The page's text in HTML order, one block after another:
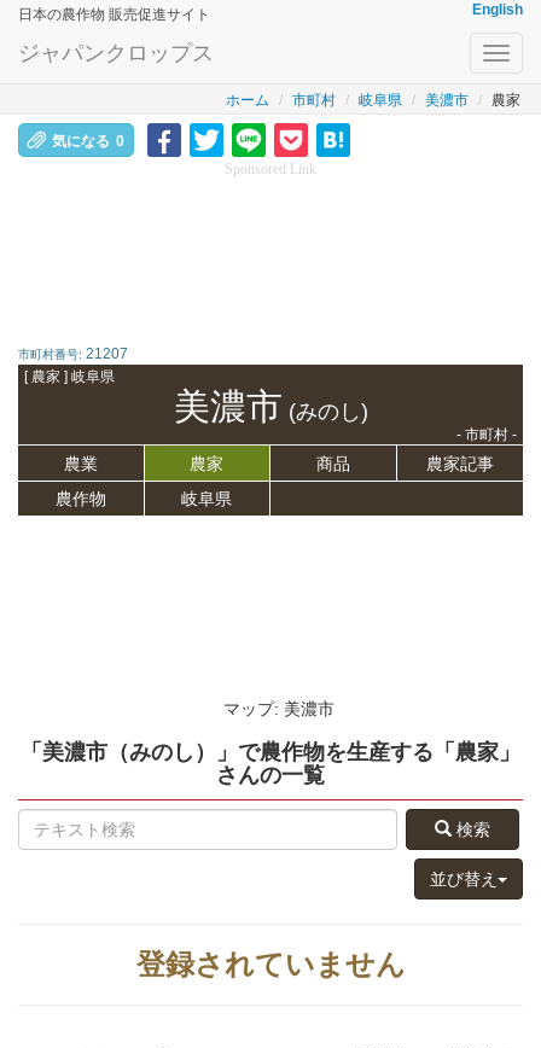
日本の農作物 販売促進サイト English
ジャパンクロップス
ホーム 市町村 岐阜県 美濃市 農家
気になる 0
Sponsored Link
市町村番号: 21207
[ 農家 ] 岐阜県
美濃市 (みのし)
- 市町村 -
農業 農家 商品
農家記事
農作物
岐阜県
マップ: 美濃市
「美濃市（みのし）」 で農作物を生産する 「農家」
さんの一覧
検索
並び替え
登録されていません